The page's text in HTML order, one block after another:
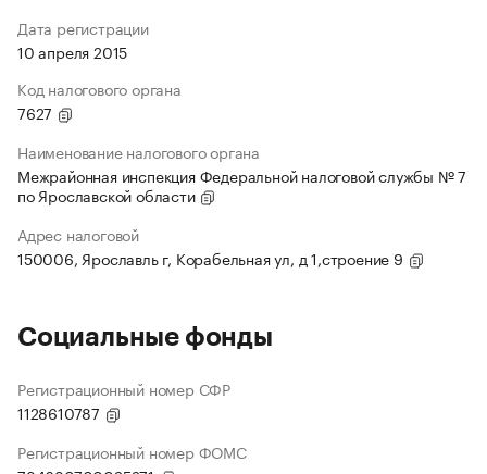
Дата регистрации
10 апреля 2015
Код налогового органа
7627
Наименование налогового органа
Межрайонная инспекция Федеральной налоговой службы № 7
по Ярославской области
Адрес налоговой
150006, Ярославль г, Корабельная ул, д 1,строение 9
Социальные фонды
Регистрационный номер СФР
1128610787
Регистрационный номер ФОМС